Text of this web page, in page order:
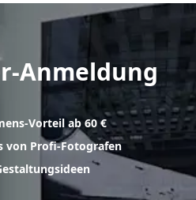
Anmeldung
Vorteil ab 60 €
von Profi-Fotografen